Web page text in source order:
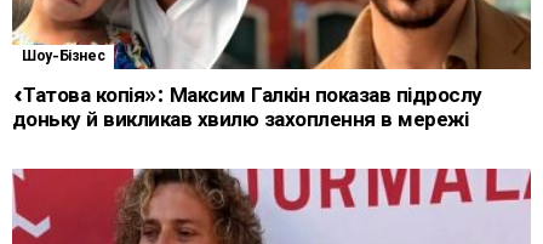
Шоу-Бізнес
«Татова копія»: Максим Галкін показав підрослу
доньку й викликав хвилю захоплення в мережі